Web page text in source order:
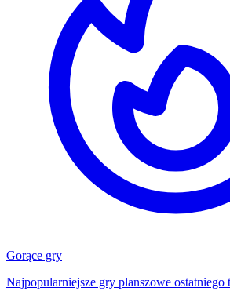
Gorące gry
Najpopularniejsze gry planszowe ostatniego